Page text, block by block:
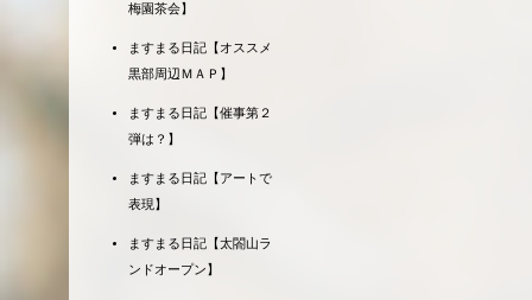
梅園茶会】
ますまる日記【オススメ
黒部周辺ＭＡＰ】
ますまる日記【催事第２
弾は？】
ますまる日記【アートで
表現】
ますまる日記【太閤山ラ
ンドオープン】